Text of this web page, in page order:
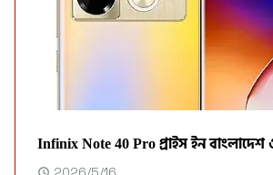
Infinix Note 40 Pro প্রাইস ইন বাংলাদেশ